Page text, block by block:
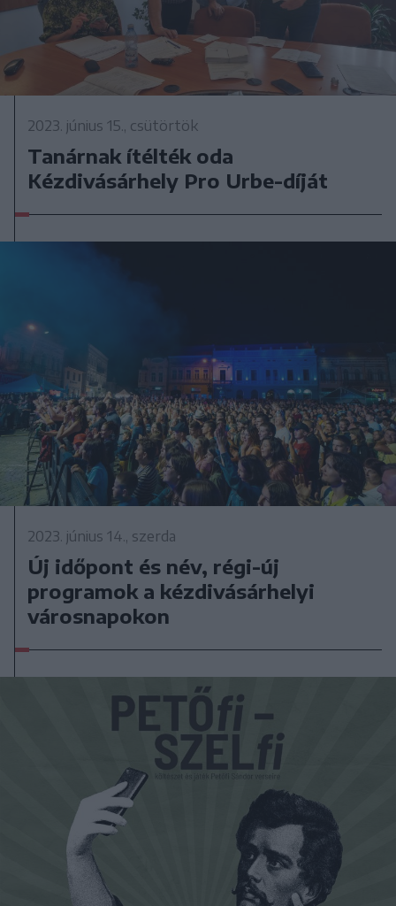
2023. június 15., csütörtök
Tanárnak ítélték oda
Kézdivásárhely Pro Urbe-díját
2023. június 14., szerda
Új időpont és név, régi-új
programok a kézdivásárhelyi
városnapokon